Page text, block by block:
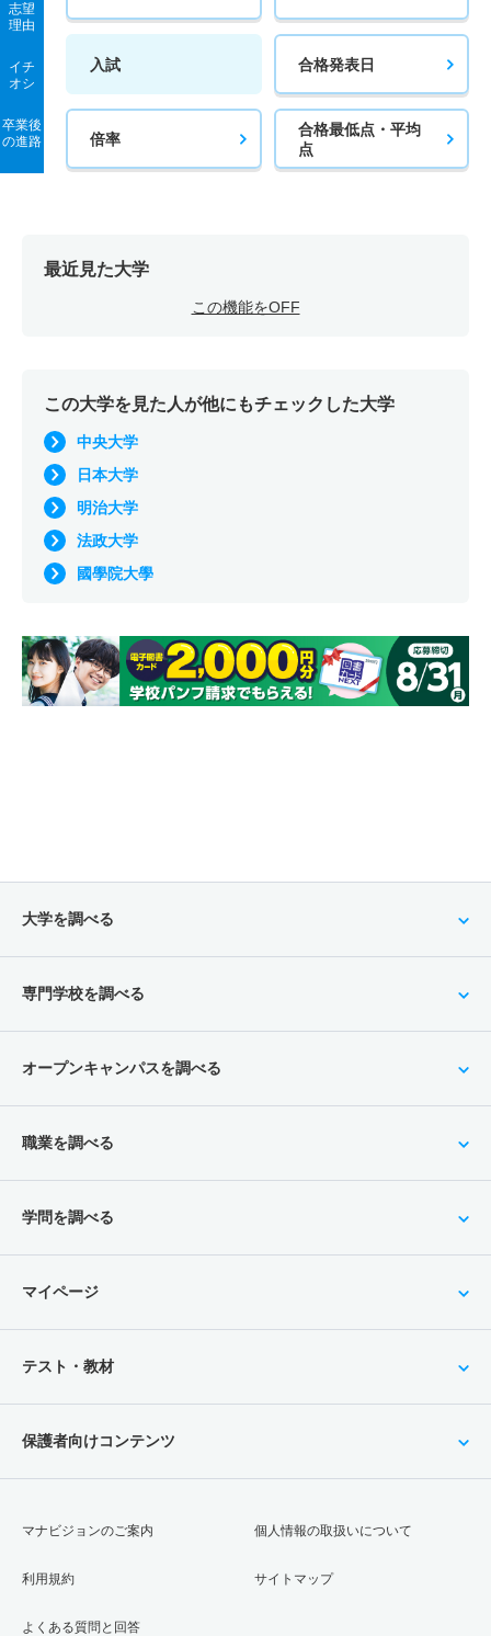
志望
理由
イチ
オシ
卒業後
の進路
入試 合格発表日
倍率
合格最低点・平均
点
最近見た大学
この機能をOFF
この大学を見た人が他にもチェックした大学
中央大学
日本大学
明治大学
法政大学
國學院大學
大学を調べる
専門学校を調べる
オープンキャンパスを調べる
職業を調べる
学問を調べる
マイページ
テスト・教材
保護者向けコンテンツ
マナビジョンのご案内
利用規約
よくある質問と回答
個人情報の取扱いについて
サイトマップ